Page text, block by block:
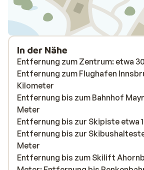
In der Nähe
Entfernung zum Zentrum: etwa
Entfernung zum Flughafen
Kilometer
Entfernung bis zum Bahnhof
Meter
Entfernung bis zur Skipiste etwa
Entfernung bis zur
Meter
Entfernung bis zum Skilift